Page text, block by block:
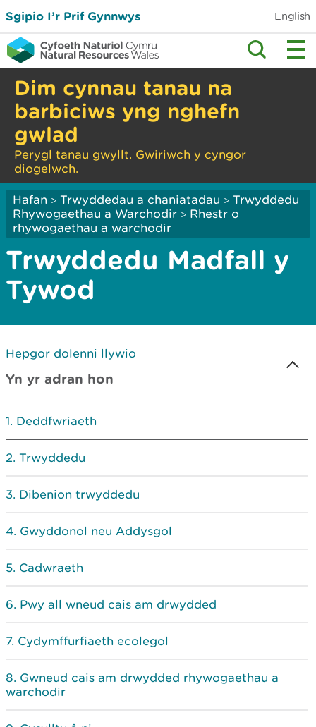
Sgipio I’r Prif Gynnwys English
Dim cynnau tanau na
barbiciws yng nghefn
gwlad
Perygl tanau gwyllt. Gwiriwch y cyngor
diogelwch.
Hafan > Trwyddedau a chaniatadau > Trwyddedu
Rhywogaethau a Warchodir > Rhestr o
rhywogaethau a warchodir
Trwyddedu Madfall y
Tywod
Hepgor dolenni llywio
Yn yr adran hon
Deddfwriaeth
Trwyddedu
Dibenion trwyddedu
Gwyddonol neu Addysgol
Cadwraeth
Pwy all wneud cais am drwydded
Cydymffurfiaeth ecolegol
Gwneud cais am drwydded rhywogaethau a
warchodir